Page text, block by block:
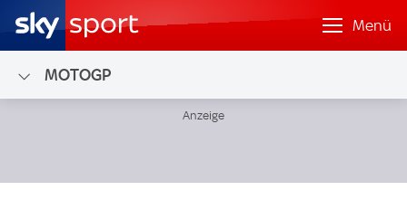
Menü
MOTOGP